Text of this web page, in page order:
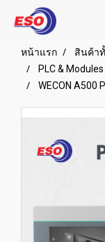
หน้าแรก สินค้า
PLC & Modules
WECON A500